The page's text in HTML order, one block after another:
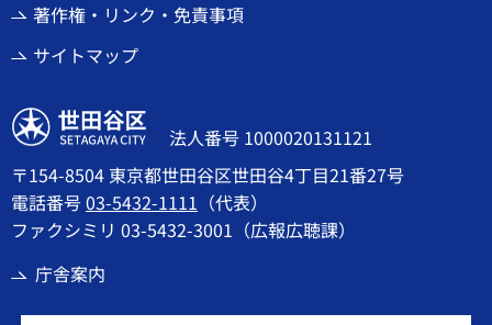
著作権・リンク・免責事項
サイトマップ
世田谷区
法人番号 1000020131121
〒154-8504 東京都世田谷区世田谷4丁目21番27号
電話番号03-5432-1111 （代表）
ファクシミリ 03-5432-3001（広報広聴課）
庁舎案内